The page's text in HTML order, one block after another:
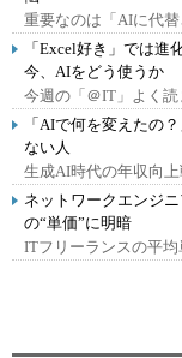
重要なのは「AIに代
「Excel好き」では進
今、AIをどう使うか
今週の「＠IT」よく読
「AIで何を変えたの
ない人
生成AI時代の年収向上
ネットワークエンジ
の“単価”に明暗
ITフリーランスの平均